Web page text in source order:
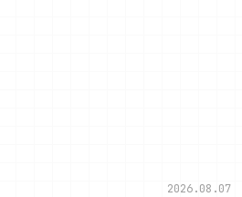
2026.08.07